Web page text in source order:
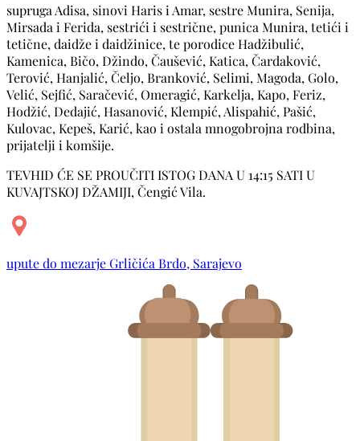
supruga Adisa, sinovi Haris i Amar, sestre Munira, Senija,
Mirsada i Ferida, sestrići i sestrične, punica Munira, tetići i
tetične, daidže i daidžinice, te porodice Hadžibulić,
Kamenica, Bičo, Džindo, Čaušević, Katica, Čardaković,
Terović, Hanjalić, Čeljo, Branković, Selimi, Magoda, Golo,
Velić, Sejfić, Saračević, Omeragić, Karkelja, Kapo, Feriz,
Hodžić, Dedajić, Hasanović, Klempić, Alispahić, Pašić,
Kulovac, Kepeš, Karić, kao i ostala mnogobrojna rodbina,
prijatelji i komšije.
TEVHID ĆE SE PROUČITI ISTOG DANA U 14:15 SATI U
KUVAJTSKOJ DŽAMIJI, Čengić Vila.
upute do mezarje Grličića Brdo, Sarajevo